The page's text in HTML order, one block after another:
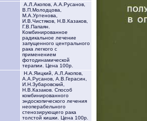
А.Л.Акопов, А.А.Русанов,
В.П.Молодцова,
М.А.Уртенова,
И.В.Чистяков, Н.В.Казаков,
Г.В.Папаян.
Комбинированное
радикальное лечение
запущенного центрального
рака легкого с
применением
фотодинамической
терапии. Цена 100р.
Н.А.Яицкий, А.Л.Акопов,
А.А.Русанов, А.В.Герасин,
И.Н.Зубаровский,
Н.В.Казаков. Способ
комбинированного
эндоскопического лечения
неоперабельного
стенозирующего рака
толстой кишки. Цена 100р.